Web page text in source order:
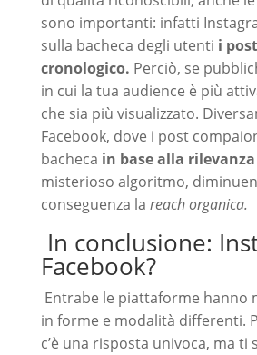
sono importanti: infatti
sulla bacheca degli utenti i
cronologico. Perciò, se
in cui la tua audience è più
che sia più visualizzato.
Facebook, dove i post
bacheca in base alla rilevanza
misterioso algoritmo,
conseguenza la reach organica.
In conclusione:
Facebook?
Entrabe le piattaforme hanno
in forme e modalità differenti.
c’è una risposta univoca, ma ti